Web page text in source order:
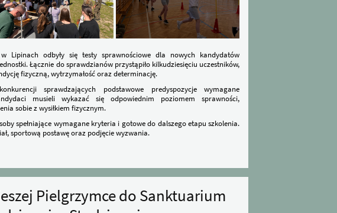
w Lipinach odbyły się testy sprawnościowe dla nowych kandydatów
Łącznie do sprawdzianów przystąpiło kilkudziesięciu uczestników,
fizyczną, wytrzymałość oraz determinację.
sprawdzających podstawowe predyspozycje wymagane
musieli wykazać się odpowiednim poziomem sprawności,
sobie z wysiłkiem fizycznym.
spełniające wymagane kryteria i gotowe do dalszego etapu szkolenia.
sportową postawę oraz podjęcie wyzwania.
Pielgrzymce do Sanktuarium